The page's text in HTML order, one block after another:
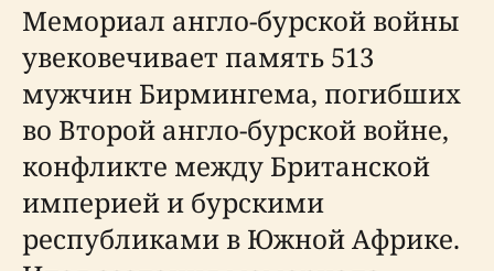
Мемориал англо-бурской войны
увековечивает память 513
мужчин Бирмингема, погибших
во Второй англо-бурской войне,
конфликте между Британской
империей и бурскими
республиками в Южной Африке.